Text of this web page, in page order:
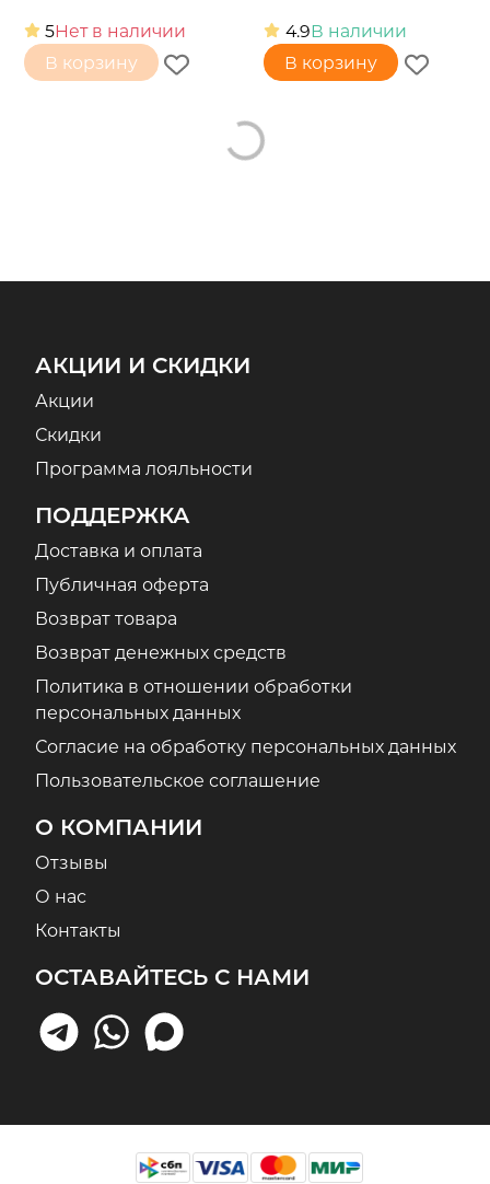
5Нет в наличии
В корзину
4.9В наличии
В корзину
Loading...
АКЦИИ И СКИДКИ
Акции
Скидки
Программа лояльности
ПОДДЕРЖКА
Доставка и оплата
Публичная оферта
Возврат товара
Возврат денежных средств
Политика в отношении обработки
персональных данных
Согласие на обработку персональных данных
Пользовательское соглашение
О КОМПАНИИ
Отзывы
О нас
Контакты
ОСТАВАЙТЕСЬ С НАМИ